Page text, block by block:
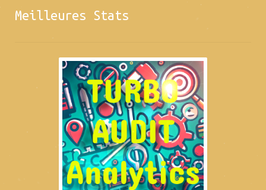
Meilleures Stats